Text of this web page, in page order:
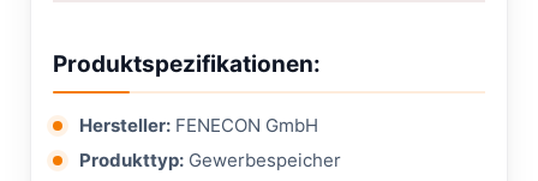
Produktspezifikationen:
Hersteller: FENECON GmbH
Produkttyp: Gewerbespeicher